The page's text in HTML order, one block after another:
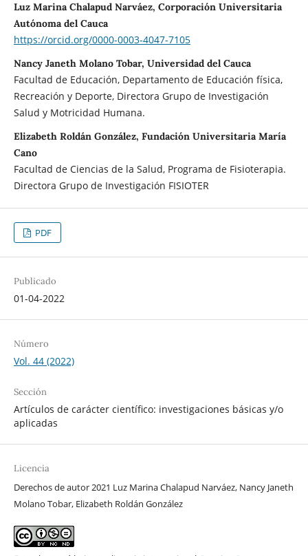
Luz Marina Chalapud Narváez, Corporación Universitaria
Autónoma del Cauca
https://orcid.org/0000-0003-4047-7105
Nancy Janeth Molano Tobar, Universidad del Cauca
Facultad de Educación, Departamento de Educación física,
Recreación y Deporte, Directora Grupo de Investigación
Salud y Motricidad Humana.
Elizabeth Roldán González, Fundación Universitaria María
Cano
Facultad de Ciencias de la Salud, Programa de Fisioterapia.
Directora Grupo de Investigación FISIOTER
PDF
Publicado
01-04-2022
Número
Vol. 44 (2022)
Sección
Artículos de carácter científico: investigaciones básicas y/o
aplicadas
Licencia
Derechos de autor 2021 Luz Marina Chalapud Narváez, Nancy Janeth
Molano Tobar, Elizabeth Roldán González